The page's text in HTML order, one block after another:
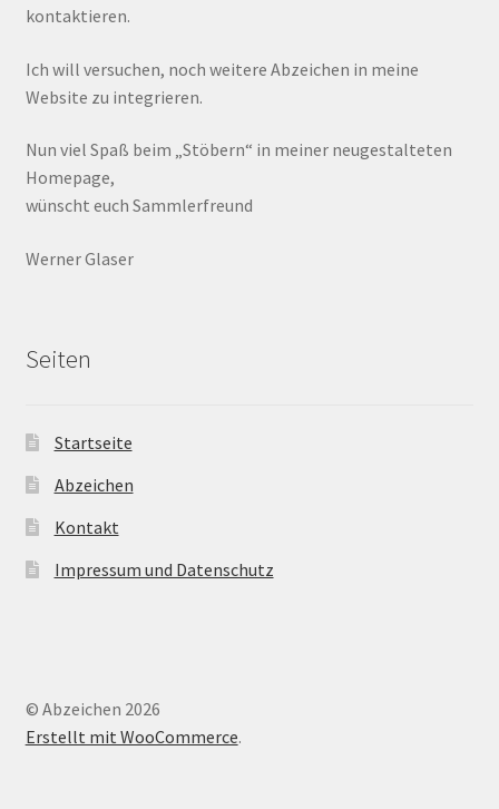
kontaktieren.
Ich will versuchen, noch weitere Abzeichen in meine
Website zu integrieren.
Nun viel Spaß beim „Stöbern“ in meiner neugestalteten
Homepage,
wünscht euch Sammlerfreund
Werner Glaser
Seiten
Startseite
Abzeichen
Kontakt
Impressum und Datenschutz
© Abzeichen 2026
Erstellt mit WooCommerce.